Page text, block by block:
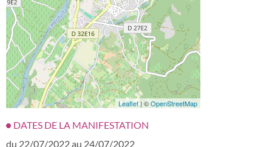
Leaflet | ©OpenStreetMap
DATES DE LA MANIFESTATION
du 22/07/2022 au 24/07/2022